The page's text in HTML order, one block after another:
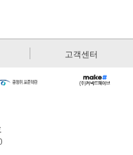
고객센터